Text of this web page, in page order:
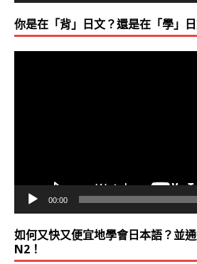
你是在「背」日文？還是在「學」
00:00
如何又快又便宜地學會日本語？並
N2！